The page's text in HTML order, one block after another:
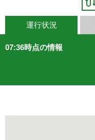
運行状況
07:36時点の情報